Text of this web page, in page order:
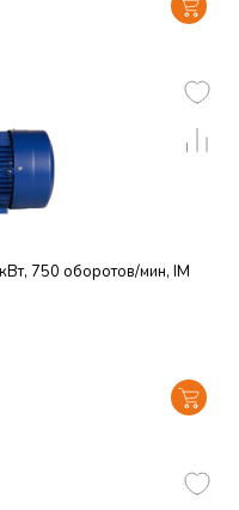
750 оборотов/мин, IM